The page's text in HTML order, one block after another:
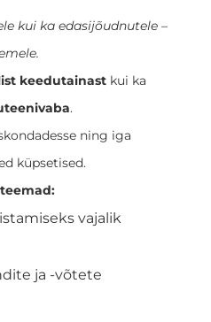
kui ka edasijõudnutele –
keedutainast kui ka
.
ning iga
küpsetised.
vajalik
ja -võtete